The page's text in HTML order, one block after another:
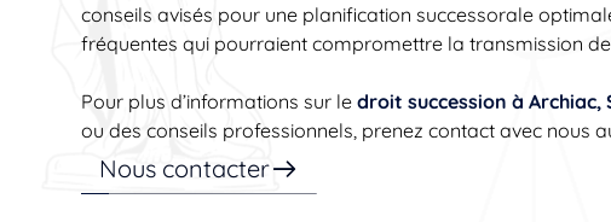
conseils avisés pour une planification successorale
fréquentes qui pourraient compromettre la transmission
Pour plus d’informations sur le droit succession à Archiac,
ou des conseils professionnels, prenez contact avec nous
Nous contacter